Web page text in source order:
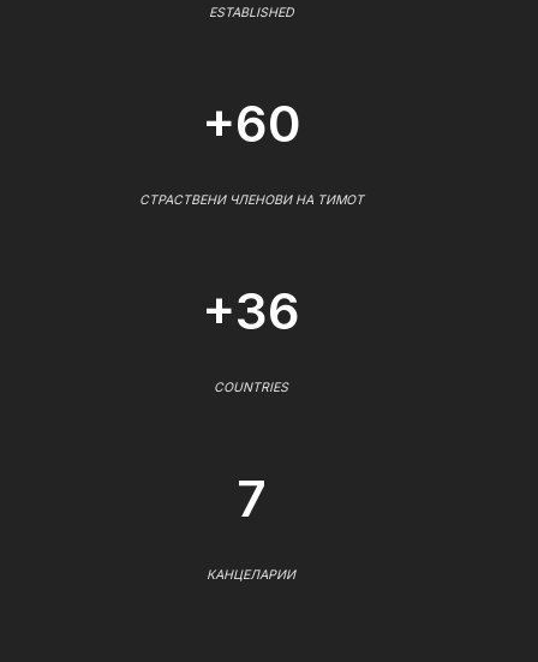
ESTABLISHED
+60
СТРАСТВЕНИ ЧЛЕНОВИ НА ТИМОТ
+36
COUNTRIES
7
КАНЦЕЛАРИИ